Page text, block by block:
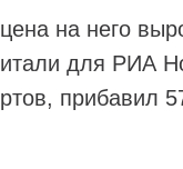
на него
для РИА
прибавил